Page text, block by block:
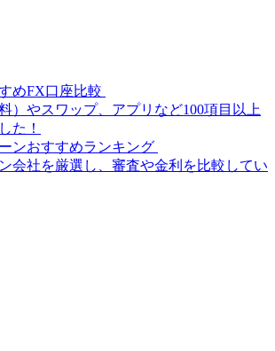
めFX口座比較
）やスワップ、アプリなど100項目以上
た！
ンおすすめランキング
会社を厳選し、審査や金利を比較してい